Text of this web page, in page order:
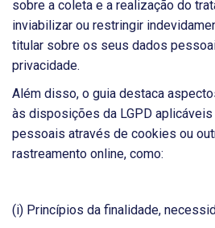
sobre a coleta e a realização do
inviabilizar ou restringir
titular sobre os seus dados
privacidade.
Além disso, o guia destaca
às disposições da LGPD
pessoais através de cookies ou
rastreamento online, como:
(i) Princípios da finalidade,